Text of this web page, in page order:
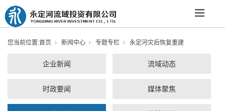
您当前位置:首页 新闻中心 专题专栏 永定河灾后恢复重建
企业新闻 流域动态
时政要闻 媒体聚焦